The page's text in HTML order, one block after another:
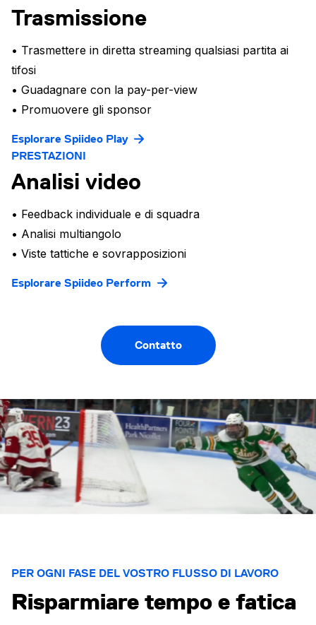
Trasmissione
• Trasmettere in diretta streaming qualsiasi partita ai
tifosi
• Guadagnare con la pay-per-view
• Promuovere gli sponsor
Esplorare Spiideo Play
PRESTAZIONI
Analisi video
• Feedback individuale e di squadra
• Analisi multiangolo
• Viste tattiche e sovrapposizioni
Esplorare Spiideo Perform
Contatto
PER OGNI FASE DEL VOSTRO FLUSSO DI LAVORO
Risparmiare tempo e fatica